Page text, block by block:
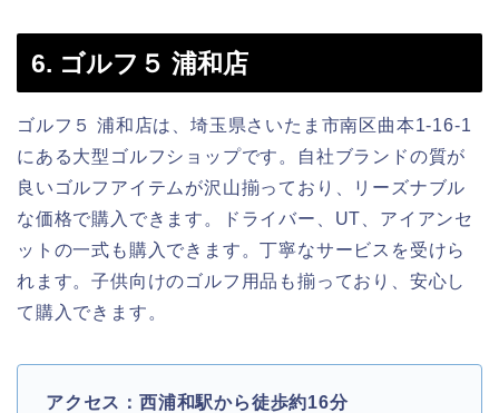
6. ゴルフ５ 浦和店
ゴルフ５ 浦和店は、埼玉県さいたま市南区曲本1-16-1
にある大型ゴルフショップです。自社ブランドの質が
良いゴルフアイテムが沢山揃っており、リーズナブル
な価格で購入できます。ドライバー、UT、アイアンセ
ットの一式も購入できます。丁寧なサービスを受けら
れます。子供向けのゴルフ用品も揃っており、安心し
て購入できます。
アクセス：西浦和駅から徒歩約16分